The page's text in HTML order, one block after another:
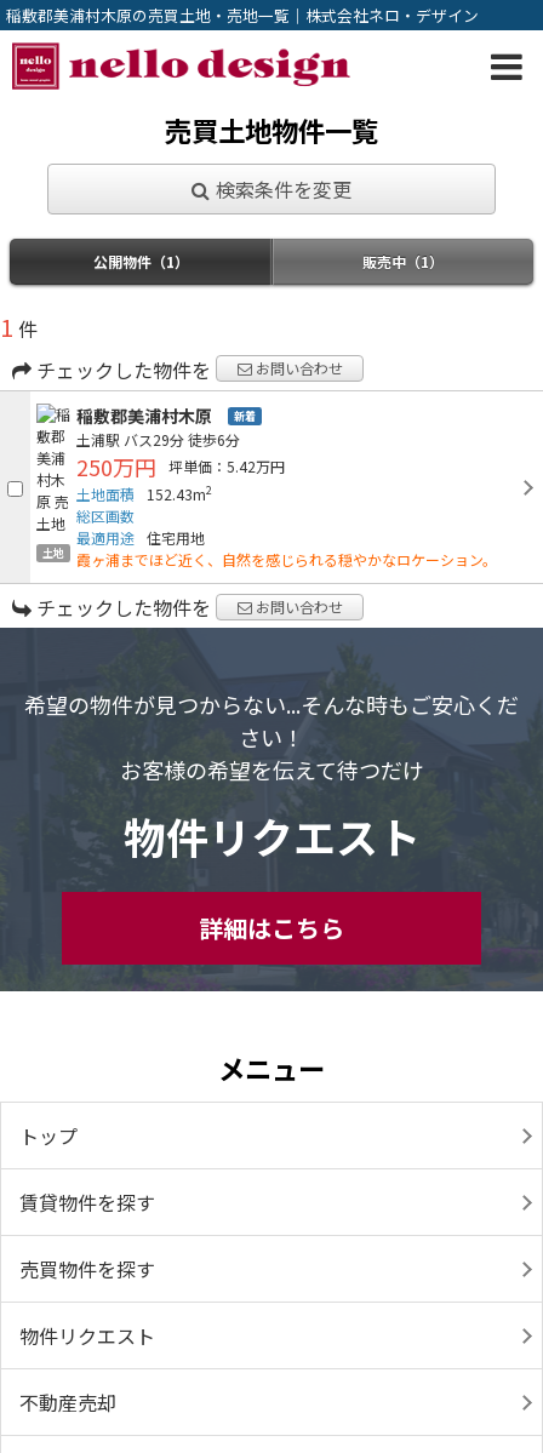
稲敷郡美浦村木原の売買土地・売地一覧｜株式会社ネロ・デザイン
売買土地物件一覧
検索条件を変更
公開物件（1） 販売中（1）
1 件
チェックした物件を
お問い合わせ
土地
稲敷郡美浦村木原 新着
土浦駅 バス29分徒歩6分
250万円
坪単価：5.42万円
土地面積
152.43m2
総区画数
最適用途 住宅用地
霞ヶ浦までほど近く、自然を感じられる穏やかなロケーション。
チェックした物件を お問い合わせ
希望の物件が見つからない...そんな時もご安心くだ
さい！
お客様の希望を伝えて待つだけ
物件リクエスト
詳細はこちら
メニュー
トップ
賃貸物件を探す
売買物件を探す
物件リクエスト
不動産売却